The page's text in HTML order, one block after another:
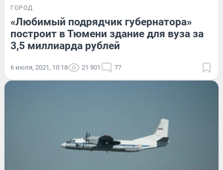
ГОРОД
«Любимый подрядчик губернатора»
построит в Тюмени здание для вуза за
3,5 миллиарда рублей
6 июля, 2021, 10:18 21 901 77